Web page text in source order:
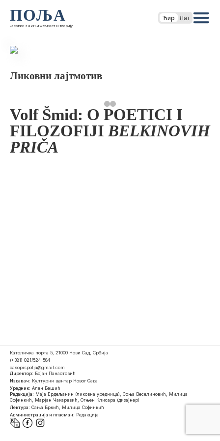
ПОЉА
часопис за књижевност и теорију
Ћир Лат
Ликовни лајтмотив
Volf Šmid: O POETICI I
FILOZOFIJI BELKINOVIH
PRIČA
Католичка порта 5, 21000 Нови Сад, Србија
(+381) 021/524-584
casopispolja@gmail.com
Директор: Бојан Панаотовић
Издавач: Културни центар Новог Сада
Уредник: Ален Бешић
Редакција: Маја Ердељанин (ликовна уредница), Соња Веселиновић, Милица
Софинкић, Марјан Чакаревић, Огњен Клисара (дизајнер)
Лектура: Сања Бркић, Милица Софинкић
Администрација и пласман: Редакција